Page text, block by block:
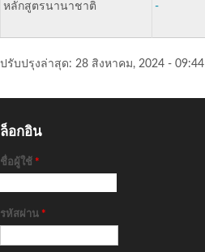
หลักสูตรนานาชาติ -
ปรับปรุงล่าสุด: 28 สิงหาคม, 2024 - 09:44
ล็อกอิน
ชื่อผู้ใช้ *
รหัสผ่าน *